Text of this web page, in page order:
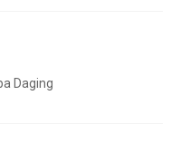
Daging